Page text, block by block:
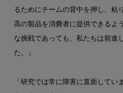
るためにチームの背中を押し、粘
高の製品を消費者に提供できるよ
な挑戦であっても、私たちは前進
た。」
「研究では常に障害に直面してい